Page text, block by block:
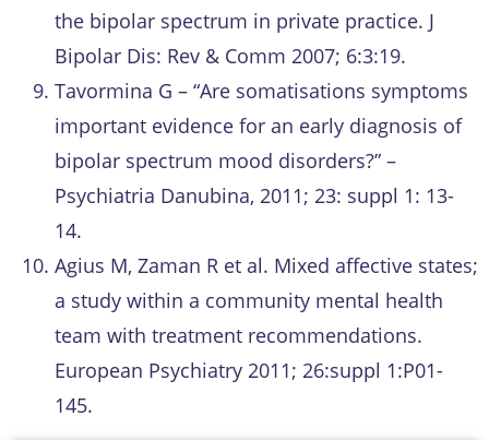
the bipolar spectrum in private practice. J
Bipolar Dis: Rev & Comm 2007; 6:3:19.
Tavormina G – “Are somatisations symptoms
important evidence for an early diagnosis of
bipolar spectrum mood disorders?” –
Psychiatria Danubina, 2011; 23: suppl 1: 13-
14.
Agius M, Zaman R et al. Mixed affective states;
a study within a community mental health
team with treatment recommendations.
European Psychiatry 2011; 26:suppl 1:P01-
145.